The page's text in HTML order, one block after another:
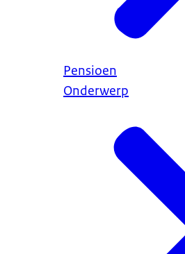
Pensioen
Onderwerp